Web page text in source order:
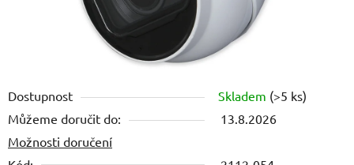
Dostupnost Skladem (>5 ks)
Můžeme doručit do:
13.8.2026
Možnosti doručení